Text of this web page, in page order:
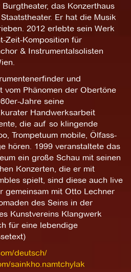
das Konzerthaus
Er hat die Musik
2012 erlebte sein Werk
Zeit-Komposition für
& Instrumentalsolisten
und
vom Phänomen der Obertöne
Jahre seine
Handwerksarbeit
die auf so klingende
Trompetuum mobile, Ölfass-
hören. 1999 veranstaltete das
ein große Schau mit seinen
Konzerten, die er mit
spielt, sind diese auch live
gemeinsam mit Otto Lechner
des Seins in der
Kunstvereins Klangwerk
für eine lebendige
deutsch/
sainkho.namtchylak